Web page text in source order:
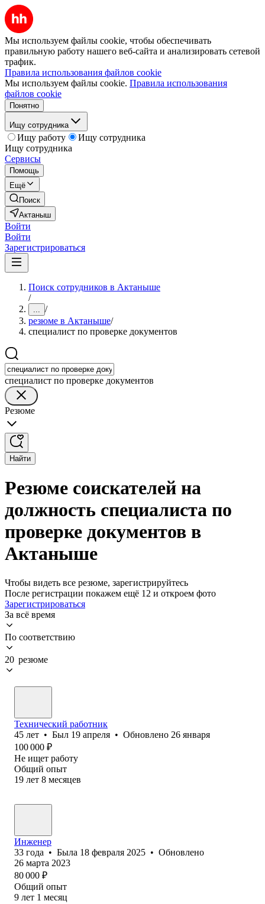
Мы используем файлы cookie, чтобы обеспечивать
правильную работу нашего веб-сайта и анализировать сетевой
трафик.
Правила использования файлов cookie
Мы используем файлы cookie. Правила использования
файлов cookie
Понятно
Ищу сотрудника
Ищу работу
Ищу сотрудника
Ищу сотрудника
Сервисы
Помощь
Ещё
Поиск
Актаныш
Войти
Войти
Зарегистрироваться
Поиск сотрудников в Актаныше
/
... /
резюме в Актаныше/
специалист по проверке документов
специалист по проверке документов
Резюме
Найти
Резюме соискателей на
должность специалиста по
проверке документов в
Актаныше
Чтобы видеть все резюме, зарегистрируйтесь
После регистрации покажем ещё 12 и откроем фото
Зарегистрироваться
За всё время
По соответствию
20 резюме
Технический работник
45 лет • Был 19 апреля • Обновлено 26 января
100 000 ₽
Не ищет работу
Общий опыт
19 лет 8 месяцев
Инженер
33 года • Была 18 февраля 2025 • Обновлено
26 марта 2023
80 000 ₽
Общий опыт
9 лет 1 месяц